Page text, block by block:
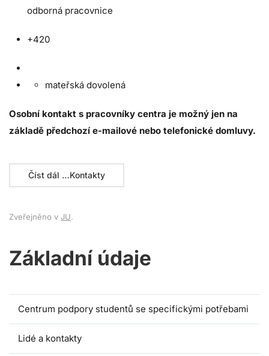
odborná pracovnice
+420
mateřská dovolená
Osobní kontakt s pracovníky centra je možný jen na
základě předchozí e-mailové nebo telefonické domluvy.
Číst dál …Kontakty
Zveřejněno v JU.
Základní údaje
Centrum podpory studentů se specifickými potřebami
Lidé a kontakty